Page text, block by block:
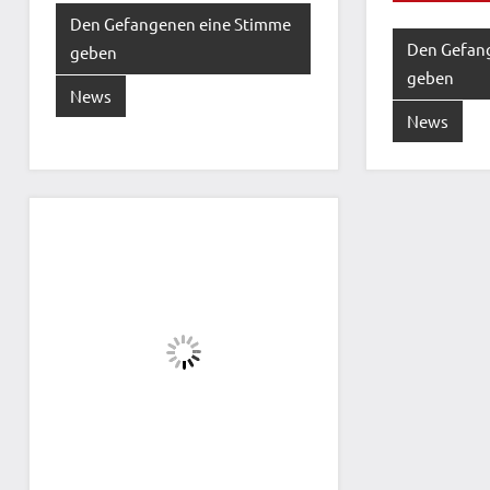
Den Gefangenen eine Stimme
geben
News
Den
geben
News